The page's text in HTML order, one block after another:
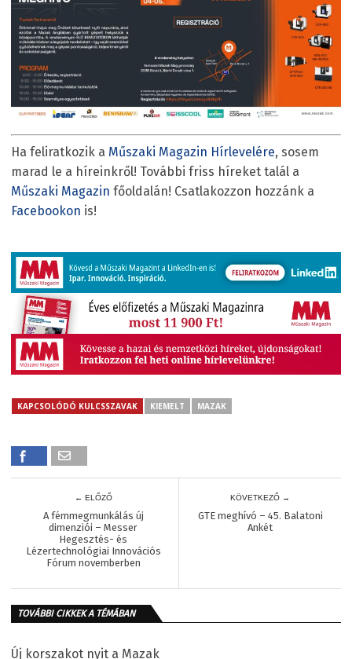
Ha feliratkozik a Műszaki Magazin Hírlevelére, sosem
marad le a híreinkről! További friss híreket talál a
Műszaki Magazin főoldalán! Csatlakozzon hozzánk a
Facebookon is!
KAPCSOLÓDÓ KULCSSZAVAK KIEMELT MAZAK
← ELŐZŐ
A fémmegmunkálás új
dimenziói – Messer
Hegesztés- és
Lézertechnológiai Innovációs
Fórum novemberben
KÖVETKEZŐ →
GTE meghívó – 45. Balatoni
Ankét
TOVÁBBI CIKKEK A TÉMÁBAN
Új korszakot nyit a Mazak